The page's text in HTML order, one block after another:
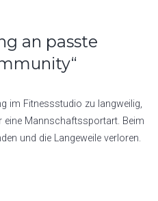
an passte
im Fitnessstudio zu langweilig,
eine Mannschaftssportart. Beim
und die Langeweile verloren.